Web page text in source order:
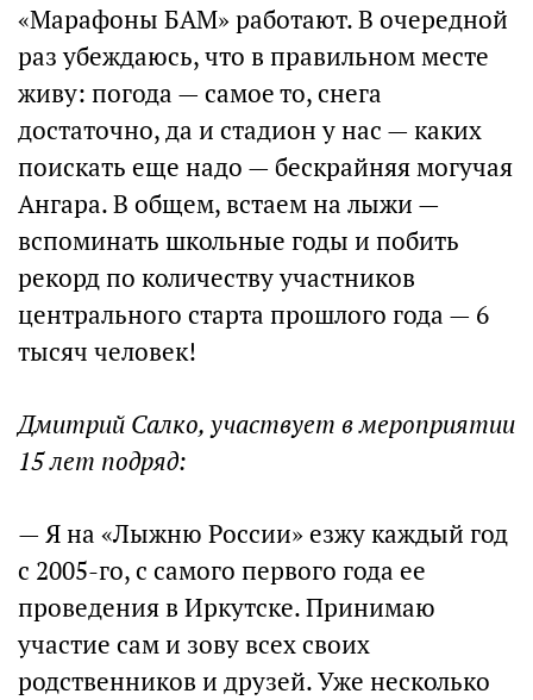
«Марафоны БАМ» работают. В очередной
раз убеждаюсь, что в правильном месте
живу: погода — самое то, снега
достаточно, да и стадион у нас — каких
поискать еще надо — бескрайняя могучая
Ангара. В общем, встаем на лыжи —
вспоминать школьные годы и побить
рекорд по количеству участников
центрального старта прошлого года — 6
тысяч человек!
Дмитрий Салко, участвует в мероприятии
15 лет подряд:
— Я на «Лыжню России» езжу каждый год
с 2005-го, с самого первого года ее
проведения в Иркутске. Принимаю
участие сам и зову всех своих
родственников и друзей. Уже несколько